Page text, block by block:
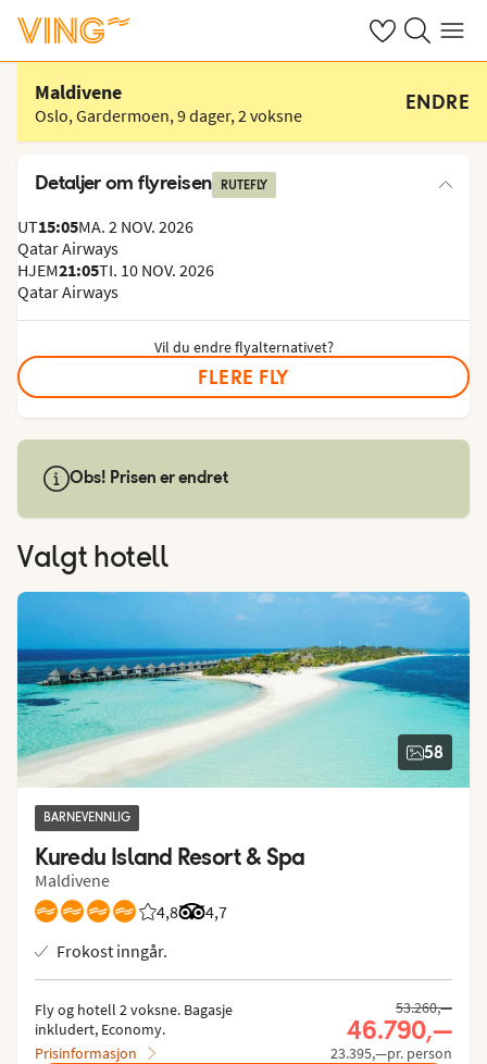
Se dine sparte
Søk påMeny
Velg hotell
Maldivene
Oslo, Gardermoen,9 dager,2 voksne
ENDRE
Detaljer om flyreisen RUTEFLY
UT15:05MA. 2 NOV. 2026
Qatar Airways
HJEM21:05TI. 10 NOV. 2026
Qatar Airways
Vil du endre flyalternativet?
FLERE FLY
Obs! Prisen er endret
Valgt hotell
58
BARNEVENNLIG
Kuredu Island Resort & Spa
Maldivene
4,8
Vurdering fra Vings gjester: 4.787/5
4,7
Vurdering fra Tripadvisor: 4.7 of 5
Frokost inngår.
Fly og hotell 2 voksne. Bagasje
inkludert, Economy.
Prisinformasjon
Tidligere pris,
53.260,—
Nåværende
46.790,—
23.395,—pr. person